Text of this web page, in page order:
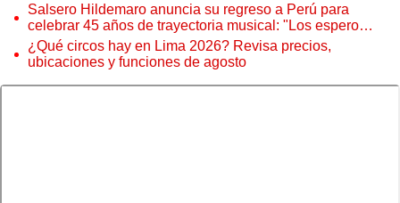
Salsero Hildemaro anuncia su regreso a Perú para
celebrar 45 años de trayectoria musical: "Los espero
para cantar con todos ustedes”
¿Qué circos hay en Lima 2026? Revisa precios,
ubicaciones y funciones de agosto